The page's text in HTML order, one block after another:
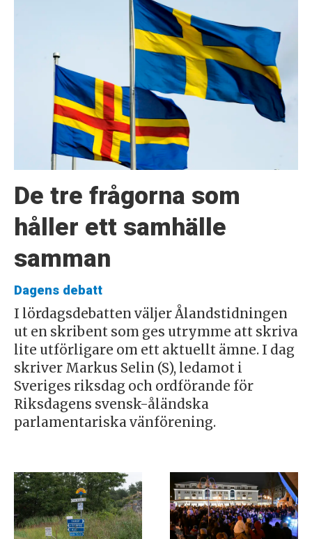
De tre frågorna som
håller ett samhälle
samman
Dagens debatt
I lördagsdebatten väljer Ålandstidningen
ut en skribent som ges utrymme att skriva
lite utförligare om ett aktuellt ämne. I dag
skriver Markus Selin (S), ledamot i
Sveriges riksdag och ordförande för
Riksdagens svensk-åländska
parlamentariska vänförening.